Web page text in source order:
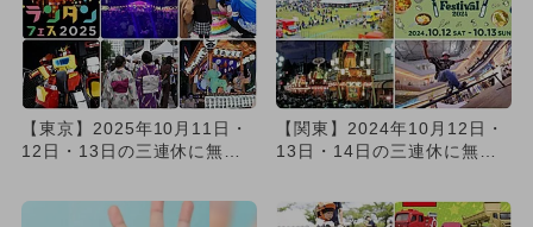
【東京】2025年10月11日・
12日・13日の三連休に無料
【関東】2024年10月12日・
13日・14日の三連休に無料